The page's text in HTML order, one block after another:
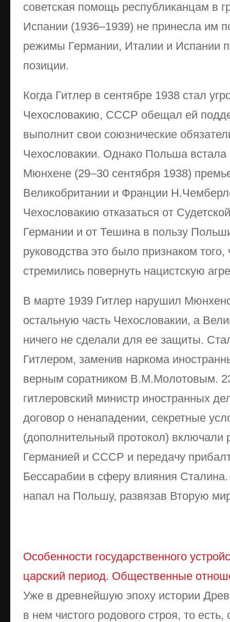
советская помощь республиканцам в
Испании (1936–1939) не принесла им
режимы Германии, Италии и Испании
позиции.
Когда Гитлер в сентябре 1938 стал
Чехословакию, СССР обещал ей
выполнит свои союзнические
Чехословакии. Однако Польша встала
Мюнхене (29–30 сентября 1938)
Великобритании и Франции
Чехословакию отказаться от
Германии и от Тешина в пользу
руководства это было признаком
стремились повернуть нацистскую
В марте 1939 Гитлер нарушил
остальную часть Чехословакии, а
ничего не сделали для ее защиты.
Гитлером, заменив наркома
верным соратником В.М.Молотовым.
гитлеровский министр иностранных
договор о ненападении, секретные
(дополнительный протокол)
Германией и СССР и передачу
Бессарабии в сферу влияния
напал на Польшу, развязав Вторую
Особенности государственного
царский период. Общественные
Уже в древнейшую эпоху истории
в нем чистого родового строя, то